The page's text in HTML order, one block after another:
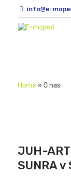
info@e-
Home » O nas
JUH-
SUNRA